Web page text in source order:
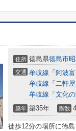
住所 徳島県徳島市
交通 牟岐線 「 阿波富
牟岐線 「 二軒屋
牟岐線 「 文化
築年 築35年 階数
徒歩12分の場所に徳